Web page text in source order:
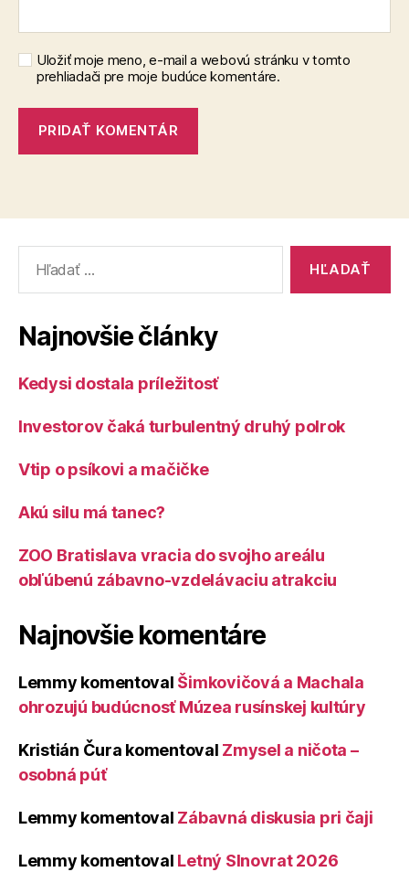
Uložiť moje meno, e-mail a webovú stránku v tomto
prehliadači pre moje budúce komentáre.
Najnovšie články
Kedysi dostala príležitosť
Investorov čaká turbulentný druhý polrok
Vtip o psíkovi a mačičke
Akú silu má tanec?
ZOO Bratislava vracia do svojho areálu
obľúbenú zábavno-vzdelávaciu atrakciu
Najnovšie komentáre
Lemmy komentoval Šimkovičová a Machala
ohrozujú budúcnosť Múzea rusínskej kultúry
Kristián Čura komentoval Zmysel a ničota –
osobná púť
Lemmy komentoval Zábavná diskusia pri čaji
Lemmy komentoval Letný Slnovrat 2026